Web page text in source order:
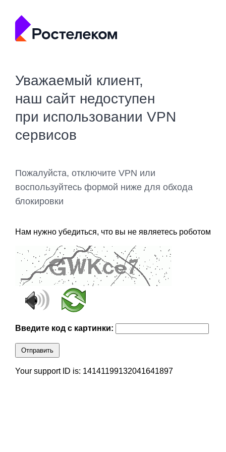
Уважаемый клиент,
наш сайт недоступен
при использовании VPN
сервисов
Пожалуйста, отключите VPN или
воспользуйтесь формой ниже для обхода
блокировки
Нам нужно убедиться, что вы не являетесь роботом
Введите код с картинки:
Отправить
Your support ID is: 14141199132041641897